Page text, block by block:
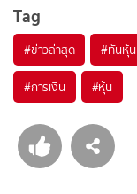
Tag
#ข่าวล่าสุด #ทันหุ้น
#การเงิน #หุ้น